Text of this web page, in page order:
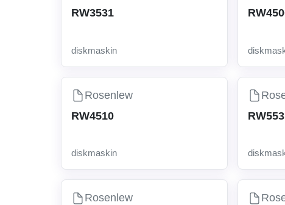
RW3531
diskmaskin
Rosenlew
RW4510
diskmaskin
Rosenlew